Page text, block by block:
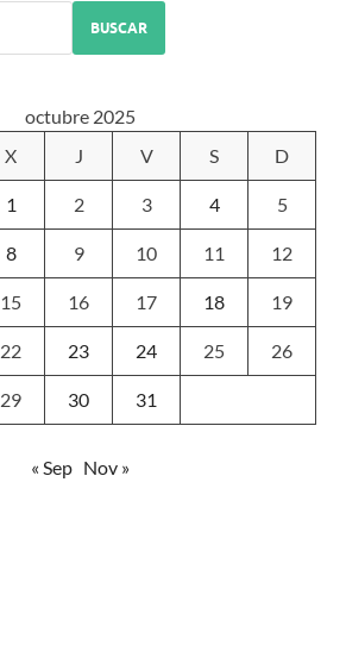
BUSCAR
octubre 2025
X J V S D
1 2 3 4 5
8 9 10 11 12
15 16 17 18 19
22 23 24 25 26
29 30 31
« Sep Nov »